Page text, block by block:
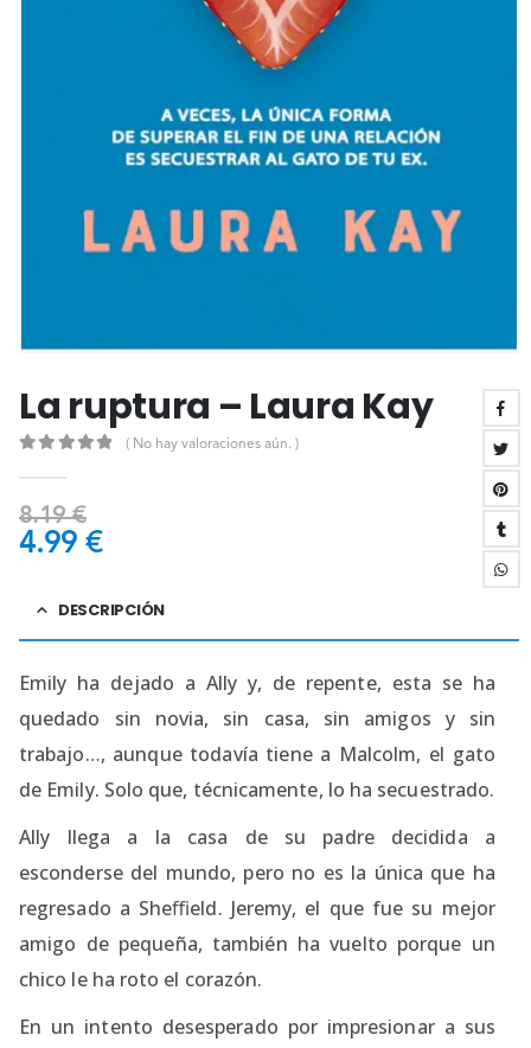
La ruptura – Laura Kay
( No hay valoraciones aún. )
8.19€
4.99 €
DESCRIPCIÓN
Emily ha dejado a Ally y, de repente, esta se ha
quedado sin novia, sin casa, sin amigos y sin
trabajo…, aunque todavía tiene a Malcolm, el gato
de Emily. Solo que, técnicamente, lo ha secuestrado.
Ally llega a la casa de su padre decidida a
esconderse del mundo, pero no es la única que ha
regresado a Sheﬃeld. Jeremy, el que fue su mejor
amigo de pequeña, también ha vuelto porque un
chico le ha roto el corazón.
En un intento desesperado por impresionar a sus